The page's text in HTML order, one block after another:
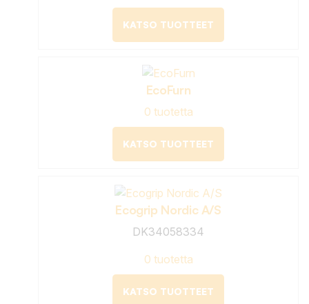
KATSO TUOTTEET
EcoFurn
0 tuotetta
KATSO TUOTTEET
Ecogrip Nordic A/S
DK34058334
0 tuotetta
KATSO TUOTTEET